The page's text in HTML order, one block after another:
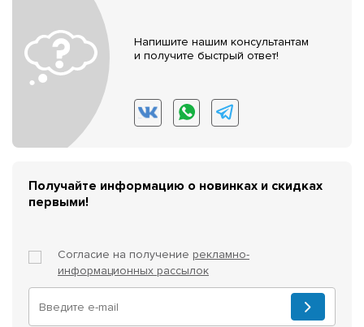
Напишите нашим консультантам
и получите быстрый ответ!
Получайте информацию о новинках и скидках
первыми!
Согласие на получение рекламно-
информационных рассылок